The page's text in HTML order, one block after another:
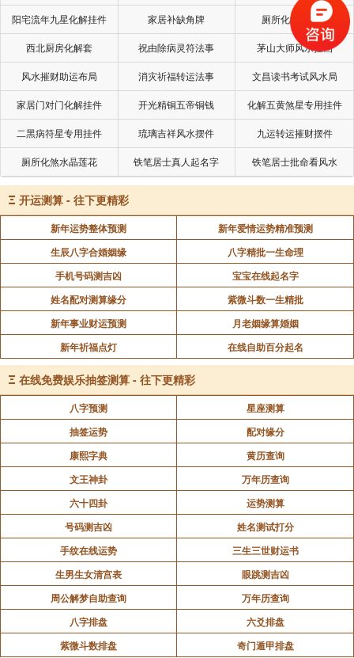
这个法事是有较好的效果，但要求也是较多，是需要
在风水布局和调理命理的情况进一步升级的项目，投入
也是较大，所以在这个项目进行中，是要求较高的项
目，所以我也是只对有缘人进行，今天发出来只是说明
一下，有些是需要多方面加强及提升，这样才能取得更
好的效果。
声明：部分内容来于网络，如有侵权，请联系我们删除！以上内容，并
不代表易德轩观点。
阳宅流年九星化解挂件 家居补缺角牌 厕所化秽气煞套
西北厨房化解套 祝由除病灵符法事 茅山大师风水挂画
风水摧财助运布局 消灾祈福转运法事 文昌读书考试风水局
家居门对门化解挂件 开光精铜五帝铜钱 化解五黄煞星专用挂件
二黑病符星专用挂件 琉璃吉祥风水摆件 九运转运摧财摆件
厕所化煞水晶莲花 铁笔居士真人起名字 铁笔居士批命看风水
Ξ 开运测算 - 往下更精彩
新年运势整体预测
新年爱情运势精准预测
生辰八字合婚姻缘
八字精批一生命理
手机号码测吉凶
宝宝在线起名字
姓名配对测算缘分
紫微斗数一生精批
新年事业财运预测
月老姻缘算婚姻
新年祈福点灯
在线自助百分起名
Ξ 在线免费娱乐抽签测算 - 往下更精彩
八字预测
星座测算
抽签运势
配对缘分
康熙字典
黄历查询
文王神卦
万年历查询
六十四卦
运势测算
号码测吉凶
姓名测试打分
手纹在线运势
三生三世财运书
生男生女清宫表
眼跳测吉凶
周公解梦自助查询
万年历查询
八字排盘
六爻排盘
紫微斗数排盘
奇门遁甲排盘